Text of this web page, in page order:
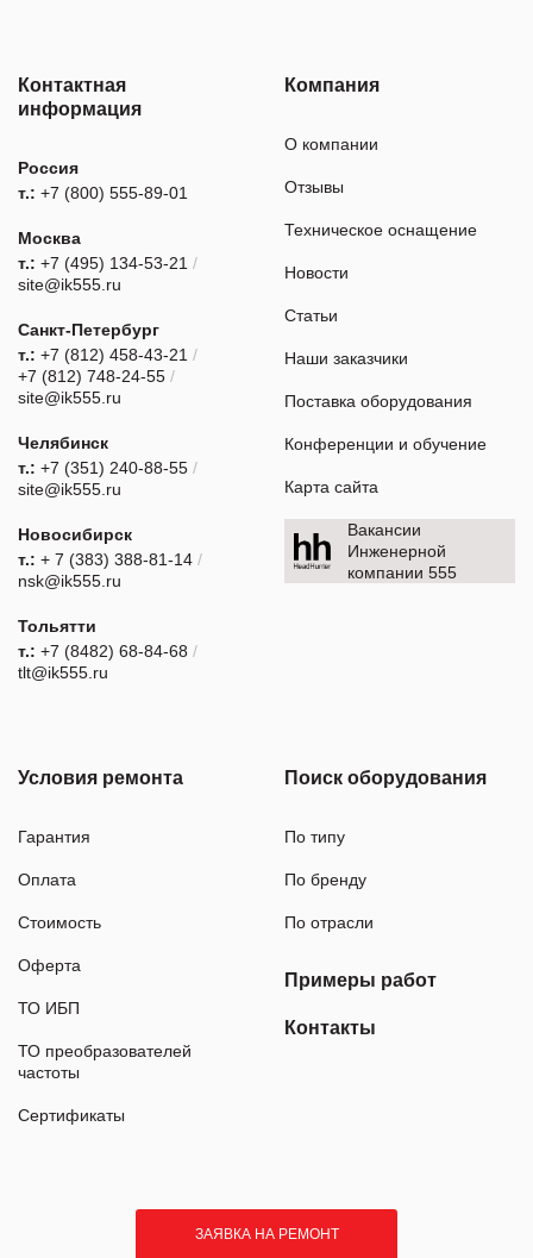
Контактная
информация
Россия
т.: +7 (800) 555-89-01
Москва
т.: +7 (495) 134-53-21 /
site@ik555.ru
Санкт-Петербург
т.: +7 (812) 458-43-21 /
+7 (812) 748-24-55 /
site@ik555.ru
Челябинск
т.: +7 (351) 240-88-55 /
site@ik555.ru
Новосибирск
т.: + 7 (383) 388-81-14 /
nsk@ik555.ru
Тольятти
т.: +7 (8482) 68-84-68 /
tlt@ik555.ru
Компания
О компании
Отзывы
Техническое оснащение
Новости
Статьи
Наши заказчики
Поставка оборудования
Конференции и обучение
Карта сайта
Вакансии
Инженерной
компании 555
Условия ремонта
Гарантия
Оплата
Стоимость
Оферта
ТО ИБП
ТО преобразователей
частоты
Сертификаты
Поиск оборудования
По типу
По бренду
По отрасли
Примеры работ
Контакты
ЗАЯВКА НА РЕМОНТ